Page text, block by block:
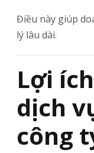
Điều này giúp
lý lâu dài.
Lợi
dịch
công